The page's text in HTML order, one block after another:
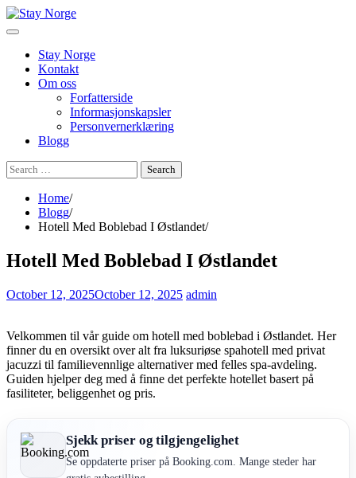
Skip
to
Stay Norge
Kontakt
Om oss
Forfatterside
Informasjonskapsler
Personvernerklæring
Blogg
Search
for:
Home
Blogg
Hotell Med Boblebad I Østlandet
Hotell Med Boblebad I Østlandet
October 12, 2025October 12, 2025 admin
Velkommen til vår guide om hotell med boblebad i Østlandet. Her
finner du en oversikt over alt fra luksuriøse spahotell med privat
jacuzzi til familievennlige alternativer med felles spa-avdeling.
Guiden hjelper deg med å finne det perfekte hotellet basert på
fasiliteter, beliggenhet og pris.
Sjekk priser og tilgjengelighet
Se oppdaterte priser på Booking.com. Mange steder har